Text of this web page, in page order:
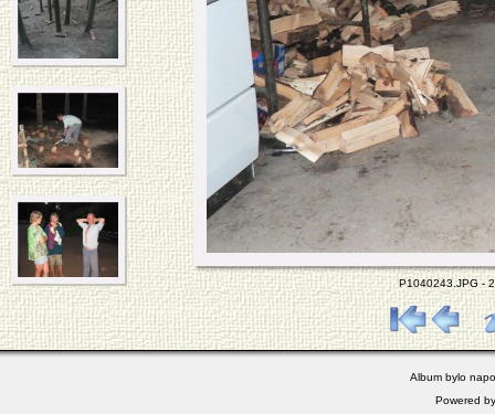
P1040243.JPG -
Album bylo
Powered